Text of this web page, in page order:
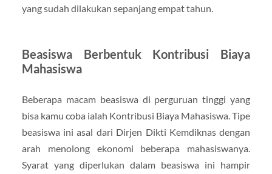
yang sudah dilakukan sepanjang empat tahun.
Beasiswa Berbentuk Kontribusi Biaya
Mahasiswa
Beberapa macam beasiswa di perguruan tinggi yang
bisa kamu coba ialah Kontribusi Biaya Mahasiswa. Tipe
beasiswa ini asal dari Dirjen Dikti Kemdiknas dengan
arah menolong ekonomi beberapa mahasiswanya.
Syarat yang diperlukan dalam beasiswa ini hampir